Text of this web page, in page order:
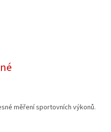
měření sportovních výkonů.